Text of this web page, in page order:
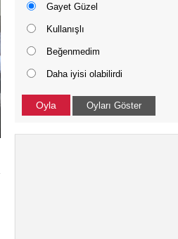
SİZİN ÇOÇUKLAR BU KEZ
BAŞARAMADI
Ali Tığ
Gayet Güzel
Kullanışlı
Beğenmedim
Daha iyisi olabilirdi
Oyla Oyları Göster